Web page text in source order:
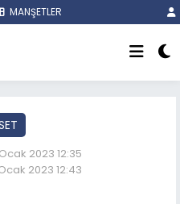
MANŞETLER
2023 12:35
2023 12:43